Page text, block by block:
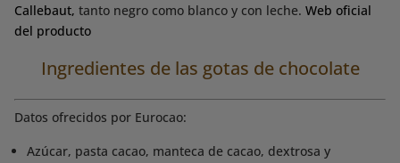
Callebaut, tanto negro como blanco y con leche.Web oficial
del producto
Ingredientes de las gotas de chocolate
Datos ofrecidos por Eurocao:
Azúcar, pasta cacao, manteca de cacao, dextrosa y